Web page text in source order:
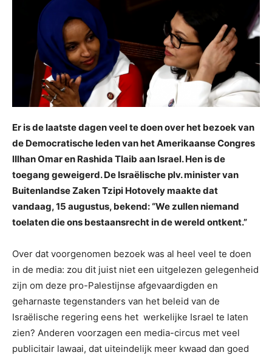
Er is de laatste dagen veel te doen over het bezoek van
de Democratische leden van het Amerikaanse Congres
lIlhan Omar en Rashida Tlaib aan Israel. Hen is de
toegang geweigerd. De Israëlische plv. minister van
Buitenlandse Zaken Tzipi Hotovely maakte dat
vandaag, 15 augustus, bekend: “We zullen niemand
toelaten ​​die ons bestaansrecht in de wereld ontkent.”
Over dat voorgenomen bezoek was al heel veel te doen
in de media: zou dit juist niet een uitgelezen gelegenheid
zijn om deze pro-Palestijnse afgevaardigden en
geharnaste tegenstanders van het beleid van de
Israëlische regering eens het werkelijke Israel te laten
zien? Anderen voorzagen een media-circus met veel
publicitair lawaai, dat uiteindelijk meer kwaad dan goed